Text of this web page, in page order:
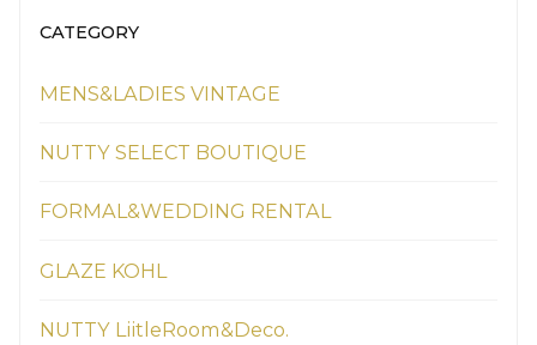
CATEGORY
MENS&LADIES VINTAGE
NUTTY SELECT BOUTIQUE
FORMAL&WEDDING RENTAL
GLAZE KOHL
NUTTY LiitleRoom&Deco.